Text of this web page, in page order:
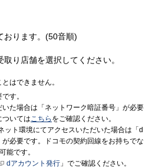
おります。(50音順)
り店舗を選択してください。
はできません。
す。
いた場合は「ネットワーク暗証番号」が必要
ついてはこちら をご確認ください。
ット環境にてアクセスいただいた場合は「d
必要です。ドコモの契約回線をお持ちでな
能です。
dアカウント発行 」でご確認ください。